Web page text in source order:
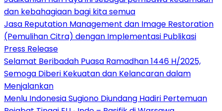
dan kebahagiaan bagi kita semua
Jasa Reputation Management dan Image Restoration
(Pemulihan Citra) dengan Implementasi Publikasi
Press Release
Selamat Beribadah Puasa Ramadhan 1446 H/2025,
Semoga Diberi Kekuatan dan Kelancaran dalam
Menjalankan
Menlu Indonesia Sugiono Diundang Hadiri Pertemuan